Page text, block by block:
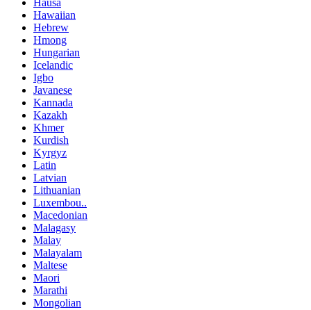
Hausa
Hawaiian
Hebrew
Hmong
Hungarian
Icelandic
Igbo
Javanese
Kannada
Kazakh
Khmer
Kurdish
Kyrgyz
Latin
Latvian
Lithuanian
Luxembou..
Macedonian
Malagasy
Malay
Malayalam
Maltese
Maori
Marathi
Mongolian